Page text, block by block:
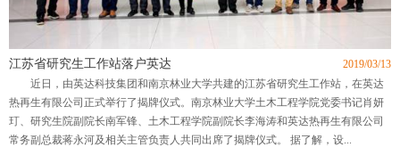
2019/03/13
江苏省研究生工作站落户英达
近日，由英达科技集团和南京林业大学共建的江苏省研究生工作站，在英达
热再生有限公司正式举行了揭牌仪式。南京林业大学土木工程学院党委书记肖妍
玎、研究生院副院长南军锋、土木工程学院副院长李海涛和英达热再生有限公司
常务副总裁蒋永河及相关主管负责人共同出席了揭牌仪式。 据了解，设...